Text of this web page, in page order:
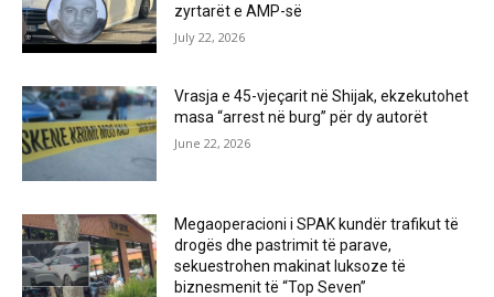
zyrtarët e AMP-së
July 22, 2026
Vrasja e 45-vjeçarit në Shijak, ekzekutohet
masa “arrest në burg” për dy autorët
June 22, 2026
Megaoperacioni i SPAK kundër trafikut të
drogës dhe pastrimit të parave,
sekuestrohen makinat luksoze të
biznesmenit të “Top Seven”